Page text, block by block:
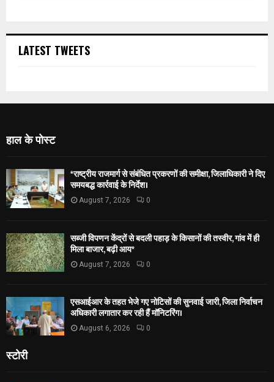
LATEST TWEETS
हाल के पोस्ट
*राष्ट्रीय राजमार्ग से संबंधित प्रकरणों की समीक्षा, जिलाधिकारी ने दिए
समयबद्ध कार्रवाई के निर्देश।
August 7, 2026 0
सब्जी विपणन केंद्रों से बदली पहाड़ के किसानों की तस्वीर, गांव में ही
मिला बाजार, बढ़ी आय*
August 7, 2026 0
एसआईआर के तहत भेजे गए नोटिसों की सुनवाई जारी, जिला निर्वाचन
अधिकारी लगातार कर रही हैं मॉनिटरिंग।
August 6, 2026 0
स्टोरी